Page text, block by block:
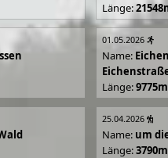
Länge:
01.05.2026
Name:
Länge:9775m
25.04.2026
Name: um
Länge:3790m